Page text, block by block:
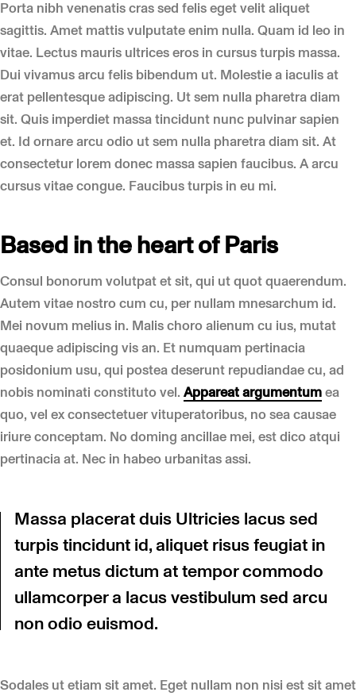
Porta nibh venenatis cras sed felis eget velit aliquet
sagittis. Amet mattis vulputate enim nulla. Quam id leo in
vitae. Lectus mauris ultrices eros in cursus turpis massa.
Dui vivamus arcu felis bibendum ut. Molestie a iaculis at
erat pellentesque adipiscing. Ut sem nulla pharetra diam
sit. Quis imperdiet massa tincidunt nunc pulvinar sapien
et. Id ornare arcu odio ut sem nulla pharetra diam sit. At
consectetur lorem donec massa sapien faucibus. A arcu
cursus vitae congue. Faucibus turpis in eu mi.
Based in the heart of Paris
Consul bonorum volutpat et sit, qui ut quot quaerendum.
Autem vitae nostro cum cu, per nullam mnesarchum id.
Mei novum melius in. Malis choro alienum cu ius, mutat
quaeque adipiscing vis an. Et numquam pertinacia
posidonium usu, qui postea deserunt repudiandae cu, ad
nobis nominati constituto vel. Appareat argumentumea
quo, vel ex consectetuer vituperatoribus, no sea causae
iriure conceptam. No doming ancillae mei, est dico atqui
pertinacia at. Nec in habeo urbanitas assi.
Massa placerat duis Ultricies lacus sed
turpis tincidunt id, aliquet risus feugiat in
ante metus dictum at tempor commodo
ullamcorper a lacus vestibulum sed arcu
non odio euismod.
Sodales ut etiam sit amet. Eget nullam non nisi est sit amet